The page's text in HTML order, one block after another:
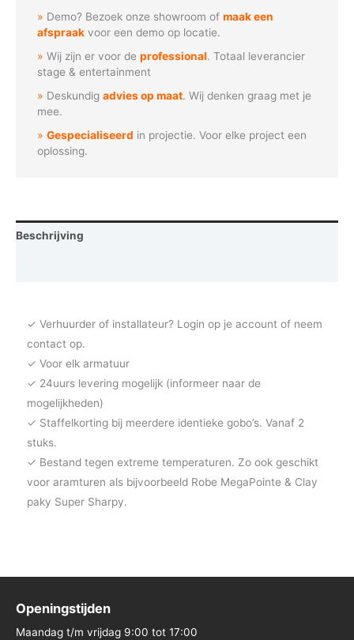
waarschuwing
Demo? Bezoek onze showroom ofmaak een
afspraak voor een demo op locatie.
Wij zijn er voor deprofessional. Totaal leverancier
stage & entertainment
Deskundigadvies op maat. Wij denken graag met je
mee.
Gespecialiseerd in projectie. Voor elke project een
oplossing.
Beschrijving
✓ Verhuurder of installateur? Login op je account of neem
contact op.
✓ Voor elk armatuur
✓ 24uurs levering mogelijk (informeer naar de
mogelijkheden)
✓ Staffelkorting bij meerdere identieke gobo’s. Vanaf 2
stuks.
✓ Bestand tegen extreme temperaturen. Zo ook geschikt
voor aramturen als bijvoorbeeld Robe MegaPointe & Clay
paky Super Sharpy.
Openingstijden
Maandag t/m vrijdag 9:00 tot 17:00